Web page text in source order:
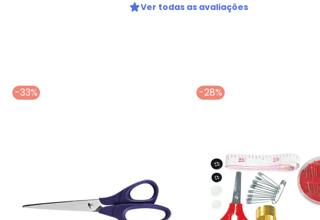
Ver todas as avaliações
-33% -28%